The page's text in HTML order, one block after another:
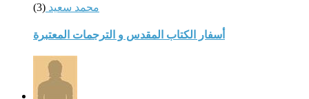
محمد سعيد (3)
أسفار الكتاب المقدس و الترجمات المعتبرة